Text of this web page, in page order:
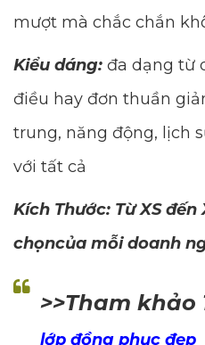
mượt mà chắc chắn
Kiểu dáng: đa dạng từ
điều hay đơn thuần
trung, năng động, lịch
với tất cả
Kích Thước: Từ XS
chọncủa mỗi doanh
>>Tham khảo
lớp đồng phục đẹp